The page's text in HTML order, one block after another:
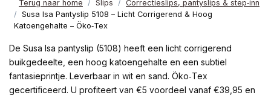
Terug naar home Slips
Correctieslips, pantyslips & step‑inn
Susa Isa Pantyslip 5108 – Licht Corrigerend & Hoog
Katoengehalte – Öko‑Tex
De Susa Isa pantyslip (5108) heeft een licht corrigerend
buikgedeelte, een hoog katoengehalte en een subtiel
fantasieprintje. Leverbaar in wit en sand. Öko‑Tex
gecertificeerd. U profiteert van €5 voordeel vanaf €39,95 en